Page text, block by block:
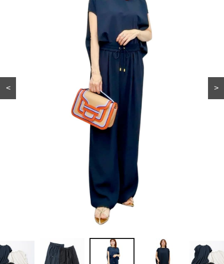
<
【ロボット掃除機】を選ぶ
ならこれ！水拭きも吸引力
も、圧倒的な「清掃能力」
代わりに選んでおきまし
た！40代が今買うべき
【UNIQLO／ユニクロ】新
作〈18選〉
>